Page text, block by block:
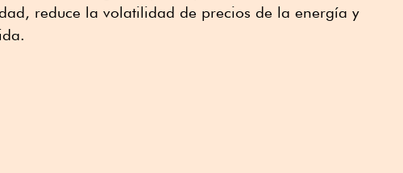
reduce la volatilidad de precios de la energía y